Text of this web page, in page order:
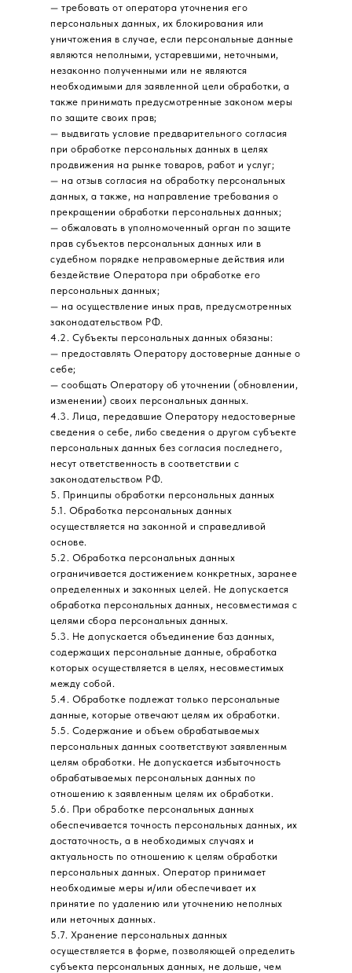
— требовать от оператора уточнения его
персональных данных, их блокирования или
уничтожения в случае, если персональные данные
являются неполными, устаревшими, неточными,
незаконно полученными или не являются
необходимыми для заявленной цели обработки, а
также принимать предусмотренные законом меры
по защите своих прав;
— выдвигать условие предварительного согласия
при обработке персональных данных в целях
продвижения на рынке товаров, работ и услуг;
— на отзыв согласия на обработку персональных
данных, а также, на направление требования о
прекращении обработки персональных данных;
— обжаловать в уполномоченный орган по защите
прав субъектов персональных данных или в
судебном порядке неправомерные действия или
бездействие Оператора при обработке его
персональных данных;
— на осуществление иных прав, предусмотренных
законодательством РФ.
4.2. Субъекты персональных данных обязаны:
— предоставлять Оператору достоверные данные о
себе;
— сообщать Оператору об уточнении (обновлении,
изменении) своих персональных данных.
4.3. Лица, передавшие Оператору недостоверные
сведения о себе, либо сведения о другом субъекте
персональных данных без согласия последнего,
несут ответственность в соответствии с
законодательством РФ.
5. Принципы обработки персональных данных
5.1. Обработка персональных данных
осуществляется на законной и справедливой
основе.
5.2. Обработка персональных данных
ограничивается достижением конкретных, заранее
определенных и законных целей. Не допускается
обработка персональных данных, несовместимая с
целями сбора персональных данных.
5.3. Не допускается объединение баз данных,
содержащих персональные данные, обработка
которых осуществляется в целях, несовместимых
между собой.
5.4. Обработке подлежат только персональные
данные, которые отвечают целям их обработки.
5.5. Содержание и объем обрабатываемых
персональных данных соответствуют заявленным
целям обработки. Не допускается избыточность
обрабатываемых персональных данных по
отношению к заявленным целям их обработки.
5.6. При обработке персональных данных
обеспечивается точность персональных данных, их
достаточность, а в необходимых случаях и
актуальность по отношению к целям обработки
персональных данных. Оператор принимает
необходимые меры и/или обеспечивает их
принятие по удалению или уточнению неполных
или неточных данных.
5.7. Хранение персональных данных
осуществляется в форме, позволяющей определить
субъекта персональных данных, не дольше, чем